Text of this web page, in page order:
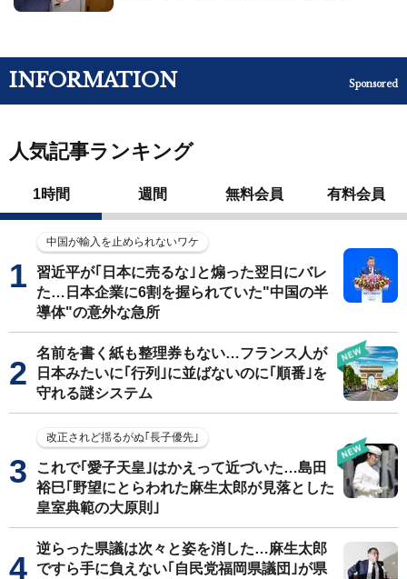
INFORMATION Sponsored
人気記事ランキング
1時間 週間 無料会員 有料会員
中国が輸入を止められないワケ
習近平が｢日本に売るな｣と煽った翌日にバレ
た…日本企業に6割を握られていた"中国の半
導体"の意外な急所
名前を書く紙も整理券もない…フランス人が
日本みたいに｢行列｣に並ばないのに｢順番｣を
守れる謎システム
改正されど揺るがぬ｢長子優先｣
これで｢愛子天皇｣はかえって近づいた…島田
裕巳｢野望にとらわれた麻生太郎が見落とした
皇室典範の大原則｣
逆らった県議は次々と姿を消した…麻生太郎
ですら手に負えない｢自民党福岡県議団｣が県